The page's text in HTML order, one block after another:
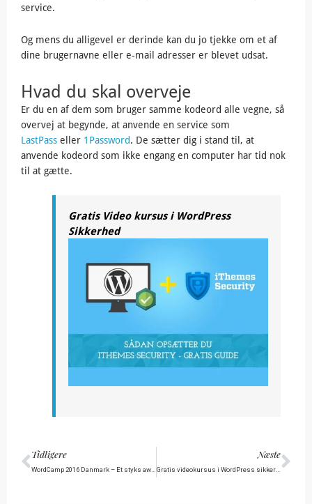
service.
Og mens du alligevel er derinde kan du jo tjekke om et af
dine brugernavne eller e-mail adresser er blevet udsat.
Hvad du skal overveje
Er du en af dem som bruger samme kodeord alle vegne, så
overvej at begynde, at anvende en service som
LastPass eller 1Password. De sætter dig i stand til, at
anvende kodeord som ikke engang en computer har tid nok
til at gætte.
Gratis Video kursus i WordPress
Sikkerhed
Tidligere
Tidligere Næste
Gratis videokursus i WordPress sikkerhed